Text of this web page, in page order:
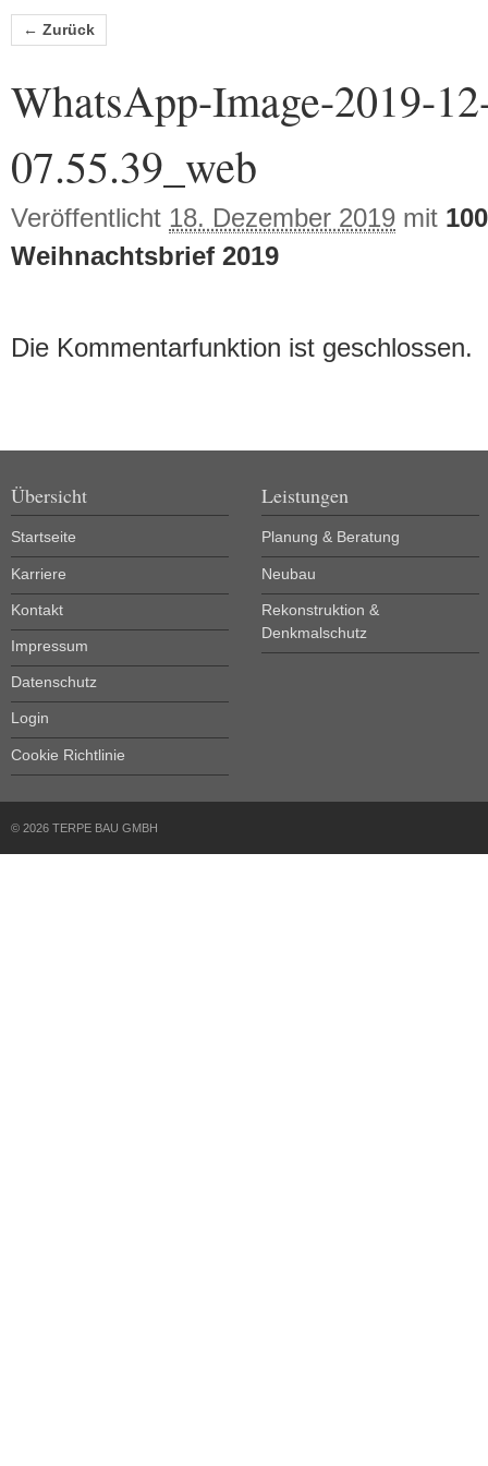
Bilder-Navigation
← Zurück
WhatsApp-Image-2019-
07.55.39_web
Veröffentlicht 18. Dezember 2019 mit
Weihnachtsbrief 2019
Die Kommentarfunktion ist geschlossen.
Übersicht
Startseite
Karriere
Kontakt
Impressum
Datenschutz
Login
Cookie Richtlinie
Leistungen
Planung & Beratung
Neubau
Rekonstruktion &
Denkmalschutz
© 2026 TERPE BAU GMBH